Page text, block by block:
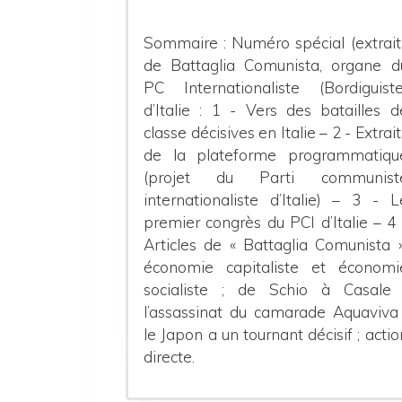
Sommaire : Numéro spécial
de Battaglia Comunista, organe
PC Internationaliste
d’Italie : 1 - Vers des batailles
classe décisives en Italie – 2 -
de la plateforme
(projet du Parti
internationaliste d’Italie) – 3 -
premier congrès du PCI d’Italie – 4
Articles de « Battaglia Comunista
économie capitaliste et
socialiste ; de Schio à Casale
l’assassinat du camarade Aquaviva
le Japon a un tournant décisif ;
directe.